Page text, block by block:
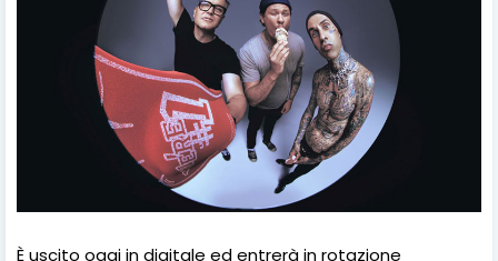
È uscito oggi in digitale ed entrerà in rotazione